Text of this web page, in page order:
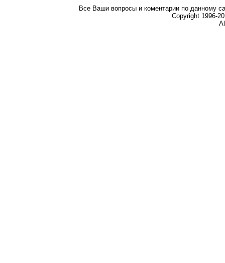
Все Ваши вопросы и коментарии по данному
Copyright 1996-